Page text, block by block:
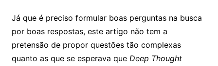
Já que é preciso formular boas perguntas na busca
por boas respostas, este artigo não tem a
pretensão de propor questões tão complexas
quanto as que se esperava que Deep Thought